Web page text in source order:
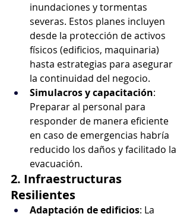
inundaciones y tormentas
severas. Estos planes incluyen
desde la protección de activos
físicos (edificios, maquinaria)
hasta estrategias para asegurar
la continuidad del negocio.
Simulacros y capacitación:
Preparar al personal para
responder de manera eficiente
en caso de emergencias habría
reducido los daños y facilitado la
evacuación.
2. Infraestructuras
Resilientes
Adaptación de edificios: La